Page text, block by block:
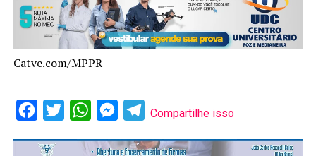
Catve.com/MPPR
Facebook
Twitter WhatsAppMessenger
Telegram
Compartilhe isso